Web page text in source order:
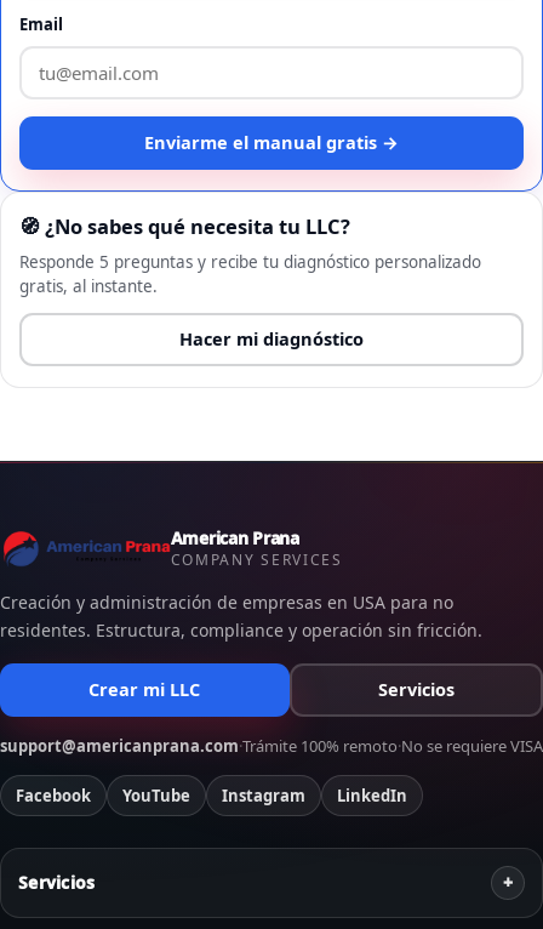
Email
Enviarme el manual gratis →
🧭 ¿No sabes qué necesita tu LLC?
Responde 5 preguntas y recibe tu diagnóstico personalizado
gratis, al instante.
Hacer mi diagnóstico
American Prana
COMPANY SERVICES
Creación y administración de empresas en USA para no
residentes. Estructura, compliance y operación sin fricción.
Crear mi LLC Servicios
support@americanprana.com·Trámite 100% remoto·No se requiere VISA
Facebook YouTube Instagram LinkedIn
Servicios